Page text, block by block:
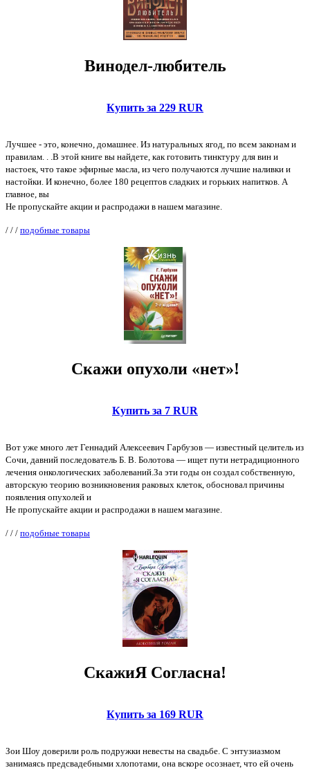
Винодел-любитель
Купить за 229 RUR
Лучшее - это, конечно, домашнее. Из натуральных ягод, по всем законам и
правилам. . .В этой книге вы найдете, как готовить тинктуру для вин и
настоек, что такое эфирные масла, из чего получаются лучшие наливки и
настойки. И конечно, более 180 рецептов сладких и горьких напитков. А
главное, вы
Не пропускайте акции и распродажи в нашем магазине.
/ / / подобные товары
Скажи опухоли «нет»!
Купить за 7 RUR
Вот уже много лет Геннадий Алексеевич Гарбузов — известный целитель из
Сочи, давний последователь Б. В. Болотова — ищет пути нетрадиционного
лечения онкологических заболеваний.За эти годы он создал собственную,
авторскую теорию возникновения раковых клеток, обосновал причины
появления опухолей и
Не пропускайте акции и распродажи в нашем магазине.
/ / / подобные товары
СкажиЯ Согласна!
Купить за 169 RUR
Зои Шоу доверили роль подружки невесты на свадьбе. С энтузиазмом
занимаясь предсвадебными хлопотами, она вскоре осознает, что ей очень